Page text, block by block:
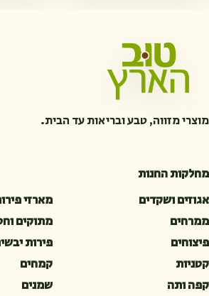
מוצרי מזווה, טבע ובריאות עד הבית.
מחלקות החנות
אגוזים ושקדים
מארזי
ממרחים
מתוקים
פיצוחים
פירות
קטניות
קמחים
קפה ותה
שמנים